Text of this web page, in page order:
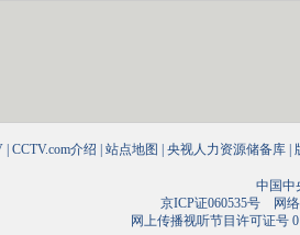
CCTV.com介绍 站点地图 央视人力资源储备库
中国中
京ICP证060535号网络
网上传播视听节目许可证号